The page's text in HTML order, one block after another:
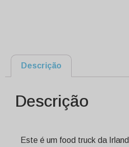
Descrição
Descrição
Este é um food truck da